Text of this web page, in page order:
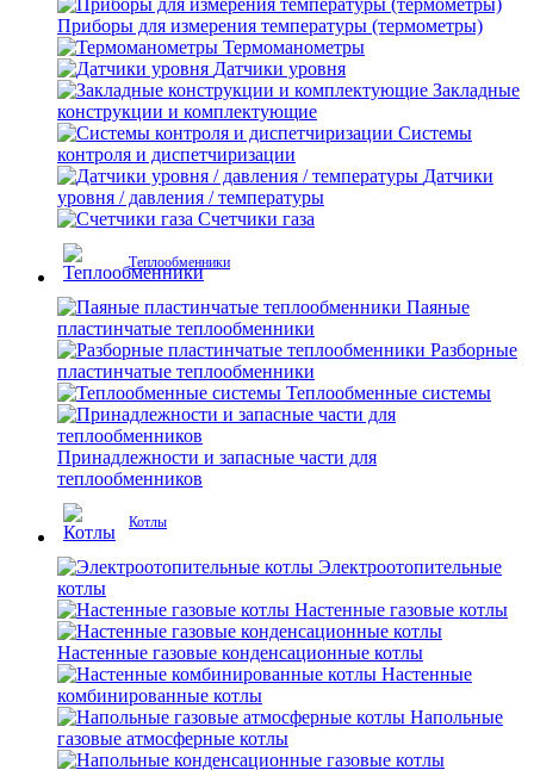
Приборы для измерения температуры (термометры)
Термоманометры
Датчики уровня
Закладные
конструкции и комплектующие
Системы
контроля и диспетчиризации
Датчики
уровня / давления / температуры
Счетчики газа
Теплообменники
Паяные
пластинчатые теплообменники
Разборные
пластинчатые теплообменники
Теплообменные системы
Принадлежности и запасные части для
теплообменников
Котлы
Электроотопительные
котлы
Настенные газовые котлы
Настенные газовые конденсационные котлы
Настенные
комбинированные котлы
Напольные
газовые атмосферные котлы